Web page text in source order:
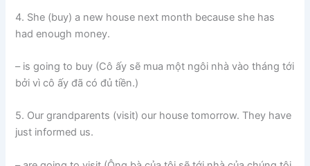
4. She (buy) a new house next month because she has
had enough money.
– is going to buy (Cô ấy sẽ mua một ngôi nhà vào tháng tới
bởi vì cô ấy đã có đủ tiền.)
5. Our grandparents (visit) our house tomorrow. They have
just informed us.